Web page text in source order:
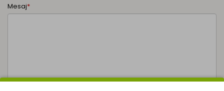
Mesaj*